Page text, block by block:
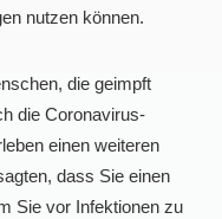
nutzen können.
die geimpft
die Coronavirus-
einen weiteren
dass Sie einen
Sie vor Infektionen zu